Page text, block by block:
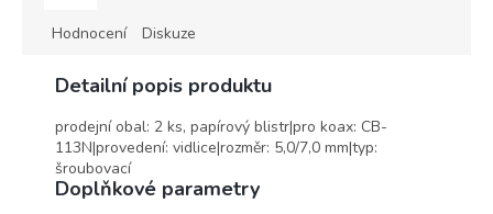
Hodnocení Diskuze
Detailní popis produktu
prodejní obal: 2 ks, papírový blistr|pro koax: CB-
113N|provedení: vidlice|rozměr: 5,0/7,0 mm|typ:
šroubovací
Doplňkové parametry